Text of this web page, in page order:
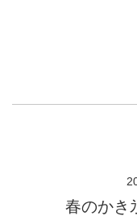
春のかき